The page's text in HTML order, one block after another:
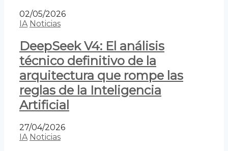
02/05/2026
IA Noticias
DeepSeek V4: El análisis
técnico definitivo de la
arquitectura que rompe las
reglas de la Inteligencia
Artificial
27/04/2026
IA Noticias